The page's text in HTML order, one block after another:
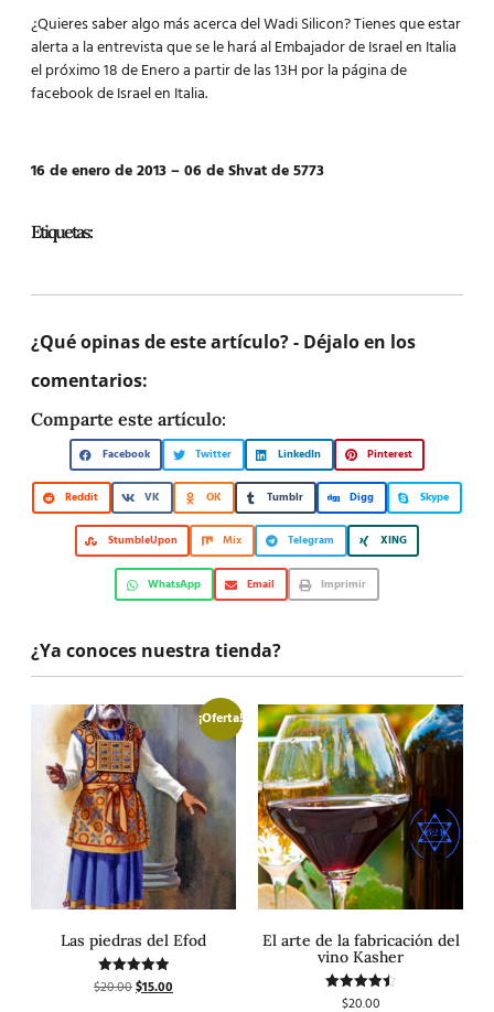
¿Quieres saber algo más acerca del Wadi Silicon? Tienes que estar
alerta a la entrevista que se le hará al Embajador de Israel en Italia
el próximo 18 de Enero a partir de las 13H por la página de
facebook de Israel en Italia.
16 de enero de 2013 – 06 de Shvat de 5773
Etiquetas:
¿Qué opinas de este artículo? - Déjalo en los
comentarios:
Comparte este artículo:
Facebook Twitter LinkedIn Pinterest
Reddit VK OK Tumblr Digg Skype
StumbleUpon Mix Telegram XING
WhatsApp Email Imprimir
¿Ya conoces nuestra tienda?
¡Oferta!
Las piedras del Efod
Valorado
con
$20.00$15.00
El arte de la fabricación del
vino Kasher
Valorado
$20.00